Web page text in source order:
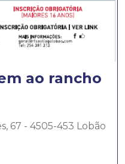
ao rancho
67 - 4505-453 Lobão